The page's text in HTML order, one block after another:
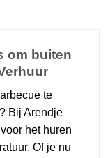
om buiten
te
Bij Arendje
het huren
Of je nu